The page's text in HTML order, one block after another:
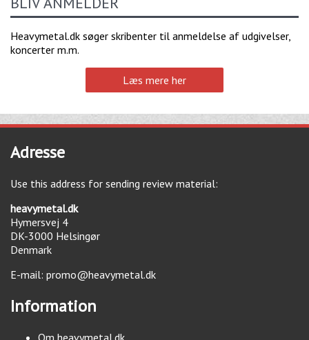
Heavymetal.dk søger skribenter til anmeldelse af udgivelser,
koncerter m.m.
Læs mere her
Adresse
Use this address for sending review material:
heavymetal.dk
Hymersvej 4
DK-3000 Helsingør
Denmark
E-mail: promo@heavymetal.dk
Information